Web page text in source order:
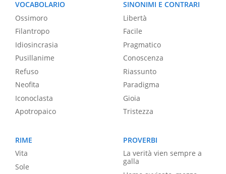
VOCABOLARIO
Ossimoro
Filantropo
Idiosincrasia
Pusillanime
Refuso
Neofita
Iconoclasta
Apotropaico
SINONIMI E CONTRARI
Libertà
Facile
Pragmatico
Conoscenza
Riassunto
Paradigma
Gioia
Tristezza
RIME
Vita
Sole
PROVERBI
La verità vien sempre a
galla